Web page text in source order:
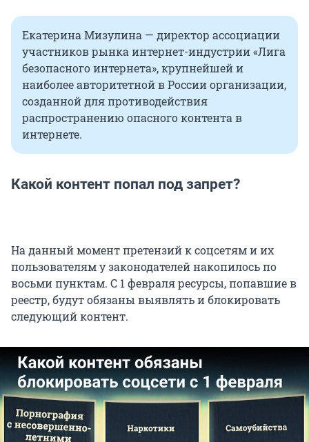
Екатерина Мизулина — директор ассоциации
участников рынка интернет-индустрии «Лига
безопасного интернета», крупнейшей и
наиболее авторитетной в России организации,
созданной для противодействия
распространению опасного контента в
интернете.
Какой контент попал под запрет?
На данный момент претензий к соцсетям и их
пользователям у законодателей накопилось по
восьми пунктам. С 1 февраля ресурсы, попавшие в
реестр, будут обязаны выявлять и блокировать
следующий контент.